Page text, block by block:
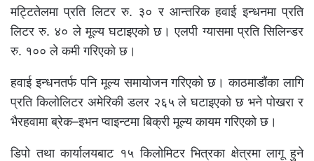
मट्टितेलमा प्रति लिटर रु. ३० र आन्तरिक हवाई इन्धनमा प्रति
लिटर रु. ४० ले मूल्य घटाइएको छ। एलपी ग्यासमा प्रति सिलिन्डर
रु. १०० ले कमी गरिएको छ।
हवाई इन्धनतर्फ पनि मूल्य समायोजन गरिएको छ। काठमाडौंका लागि
प्रति किलोलिटर अमेरिकी डलर २६५ ले घटाइएको छ भने पोखरा र
भैरहवामा ब्रेक–इभन प्वाइन्टमा बिक्री मूल्य कायम गरिएको छ।
डिपो तथा कार्यालयबाट १५ किलोमिटर भित्रका क्षेत्रमा लागू हुने